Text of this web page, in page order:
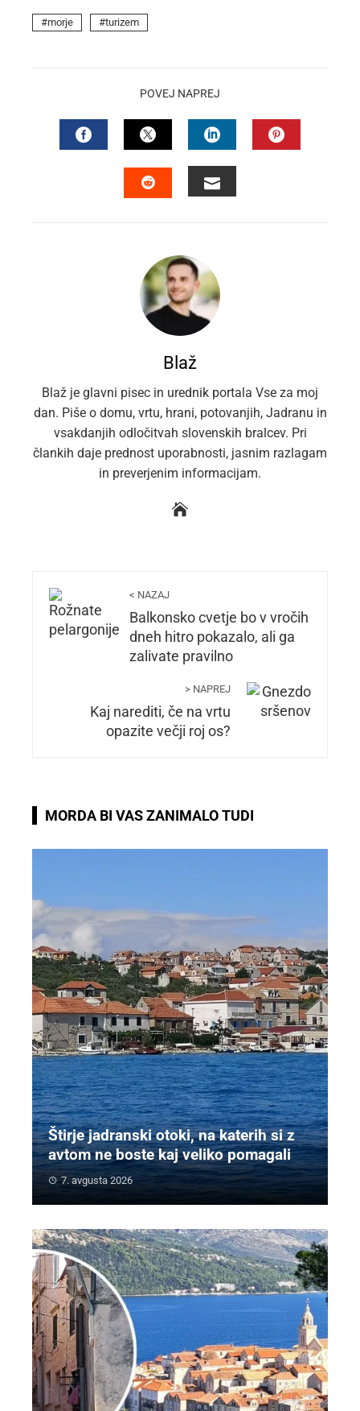
morje turizem
POVEJ NAPREJ
FACEBOOKTWITTERLINKEDIN
Blaž
Blaž je glavni pisec in urednik portala Vse za moj
dan. Piše o domu, vrtu, hrani, potovanjih, Jadranu in
vsakdanjih odločitvah slovenskih bralcev. Pri
člankih daje prednost uporabnosti, jasnim razlagam
in preverjenim informacijam.
< NAZAJ
Balkonsko cvetje bo v vročih
dneh hitro pokazalo, ali ga
zalivate pravilno
> NAPREJ
Kaj narediti, če na vrtu
opazite večji roj os?
MORDA BI VAS ZANIMALO TUDI
Štirje jadranski otoki, na katerih si z
avtom ne boste kaj veliko pomagali
7. avgusta 2026